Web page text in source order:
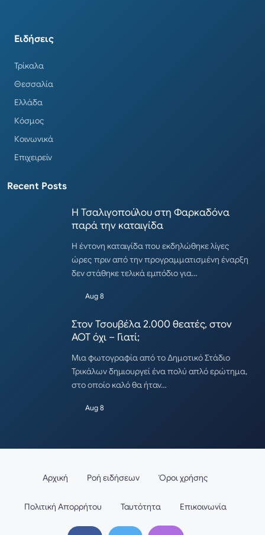
Ειδήσεις
Τρίκαλα
Θεσσαλία
Ελλάδα
Κόσμος
Κοινωνικά
Επιχειρείν
Recent Posts
Η Τσαλιγοπούλου στη Φαρκαδόνα
παρά την καταιγίδα
Η έντονη καταιγίδα που εκδηλώθηκε λίγες
ώρες πριν από την προγραμματισμένη έναρξη
δεν στάθηκε τελικά εμπόδιο για…
Aug 8
Στον Τσουβέλα 2.000 θεατές, στον
ΑΟΤ όχι – Γιατί;
Μια φωτογραφία από το Δημοτικό Στάδιο
Τρικάλων δημιουργεί ένα πολύ απλό ερώτημα,
στο οποίο καλό θα ήταν…
Aug 8
Αρχική Ροή ειδήσεων Όροι χρήσης
Πολιτική Απορρήτου Ταυτότητα Επικοινωνία